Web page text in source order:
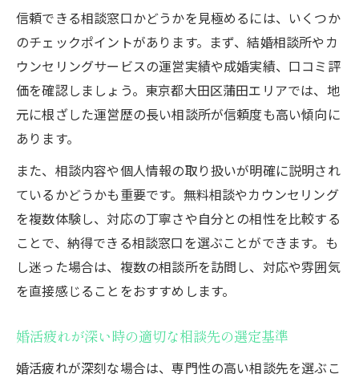
信頼できる相談窓口かどうかを見極めるには、いくつか
のチェックポイントがあります。まず、結婚相談所やカ
ウンセリングサービスの運営実績や成婚実績、口コミ評
価を確認しましょう。東京都大田区蒲田エリアでは、地
元に根ざした運営歴の長い相談所が信頼度も高い傾向に
あります。
また、相談内容や個人情報の取り扱いが明確に説明され
ているかどうかも重要です。無料相談やカウンセリング
を複数体験し、対応の丁寧さや自分との相性を比較する
ことで、納得できる相談窓口を選ぶことができます。も
し迷った場合は、複数の相談所を訪問し、対応や雰囲気
を直接感じることをおすすめします。
婚活疲れが深い時の適切な相談先の選定基準
婚活疲れが深刻な場合は、専門性の高い相談先を選ぶこ